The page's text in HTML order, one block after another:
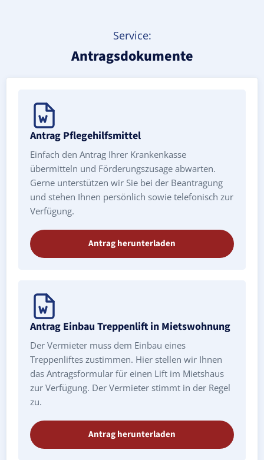
Service:
Antragsdokumente
Antrag Pflegehilfsmittel
Einfach den Antrag Ihrer Krankenkasse
übermitteln und Förderungszusage abwarten.
Gerne unterstützen wir Sie bei der Beantragung
und stehen Ihnen persönlich sowie telefonisch zur
Verfügung.
Antrag herunterladen
Antrag Einbau Treppenlift in Mietswohnung
Der Vermieter muss dem Einbau eines
Treppenliftes zustimmen. Hier stellen wir Ihnen
das Antragsformular für einen Lift im Mietshaus
zur Verfügung. Der Vermieter stimmt in der Regel
zu.
Antrag herunterladen